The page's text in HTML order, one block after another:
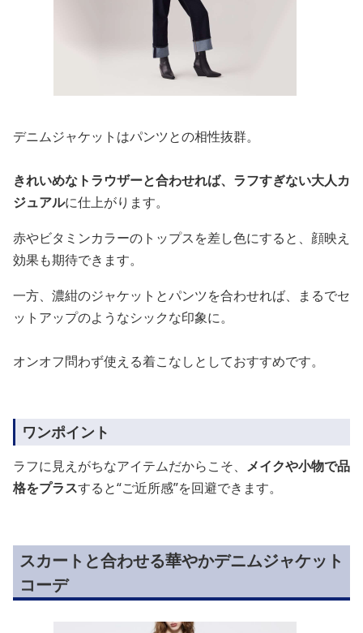
デニムジャケットはパンツとの相性抜群。
きれいめなトラウザーと合わせれば、ラフすぎない大人カ
ジュアルに仕上がります。
赤やビタミンカラーのトップスを差し色にすると、顔映え
効果も期待できます。
一方、濃紺のジャケットとパンツを合わせれば、まるでセ
ットアップのようなシックな印象に。
オンオフ問わず使える着こなしとしておすすめです。
ワンポイント
ラフに見えがちなアイテムだからこそ、 メイクや小物で品
格をプラスすると“ご近所感”を回避できます。
スカートと合わせる華やかデニムジャケット
コーデ